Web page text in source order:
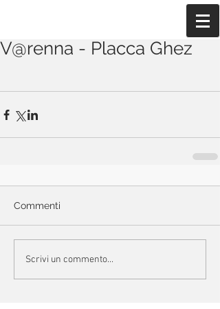
V@renna - Placca Ghez
Commenti
Scrivi un commento...